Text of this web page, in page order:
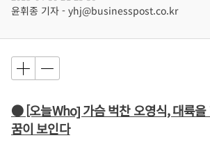
윤휘종 기자 - yhj@businesspost.co.kr
● [오늘Who] 가슴 벅찬 오영식, 대륙을
꿈이 보인다